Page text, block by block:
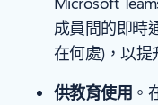
成員間的即時
在何處)，以提
供教育使用 。